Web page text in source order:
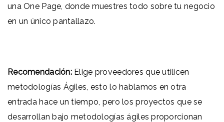
una One Page, donde muestres todo sobre tu negocio
en un único pantallazo.
Recomendación:Elige proveedores que utilicen
metodologías Ágiles, esto lo hablamos en otra
entrada hace un tiempo, pero los proyectos que se
desarrollan bajo metodologías ágiles proporcionan